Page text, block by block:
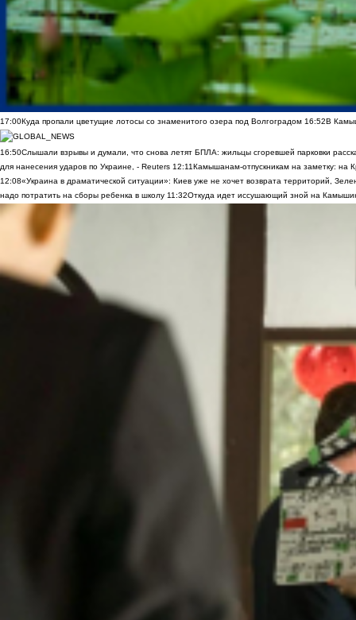
17:00Куда пропали цветущие лотосы со знаменитого озера под Волгоградом 16:52В
16:50Слышали взрывы и думали, что снова летят БПЛА: жильцы сгоревшей парковки
для нанесения ударов по Украине, - Reuters 12:11Камышанам-отпускникам на заметку: на
12:08«Украина в драматической ситуации»: Киев уже не хочет возврата территорий,
надо потратить на сборы ребенка в школу 11:32Откуда идет иссушающий зной на